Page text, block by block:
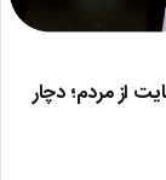
از مردم؛ دچار